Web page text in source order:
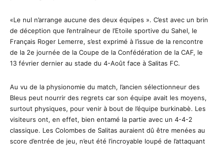
«Le nul n’arrange aucune des deux équipes ». C’est avec un brin
de déception que l’entraîneur de l’Etoile sportive du Sahel, le
Français Roger Lemerre, s’est exprimé à l’issue de la rencontre
de la 2e journée de la Coupe de la Confédération de la CAF, le
13 février dernier au stade du 4-Août face à Salitas FC.
Au vu de la physionomie du match, l’ancien sélectionneur des
Bleus peut nourrir des regrets car son équipe avait les moyens,
surtout physiques, pour venir à bout de l’équipe burkinabè. Les
visiteurs ont, en effet, bien entamé la partie avec un 4-4-2
classique. Les Colombes de Salitas auraient dû être menées au
score d’entrée de jeu, n’eut été l’incroyable loupé de l’attaquant